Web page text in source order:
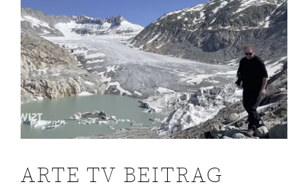
ARTE TV BEITRAG